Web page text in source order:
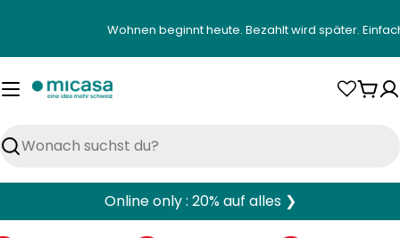
springen
Wohnen beginnt heute. Bezahlt wird später.
Suchen
Online only : 20% auf alles ❯